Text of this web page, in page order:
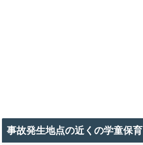
事故発生地点の近くの学童保育